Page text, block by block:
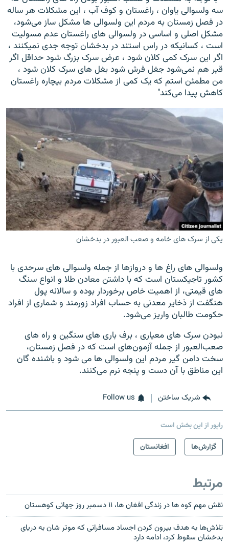
سه ولسوالی یاوان ، راغستان و کوف آب ، این مشکلات هر ساله
در فصل زمستان به مردم این ولسوالی ها مشکل ساز می‌شود،
مشکل اصلی و اساسی در ولسوالی های راغستان عدم مسولیت
است ، کسانیکه در راس استند در بدخشان توجه جدی نمیکنند ،
اگر این سرک کمی کلان شود ، عرض سرک بزرگ شود حداقل اگر
قیر هم نمی‌شود جغل فرش شود بغل های سرک کلان شود ،
من مطمئن استم که یک کمی از مشکلات مردم بیچاره راغستان
کاهش پیدا می‌کند"
یکی از سرک های خامه و صعب العبور در بدخشان
ولسوالی های راغ ها و دروازها از جمله ولسوالی های سرحدی با
کشور تاجیکستان است که با داشتن معادن طلا و انواع سنگ
های قیمتی، از اهمیت خاص برخوردار بوده و سالانه پول
هنگفت از ذخایر معدنی به حساب افراد زورمند و شماری از افراد
حکومت طالبان واریز می‌شود.
نبودن سرک های معیاری ، برف باری های سنگین و راه های
صعب‌العبور از جمله آزمون‌های است که در فصل زمستان،
سخت دامن گیر مردم این ولسوالی ها می شود و باشنده گان
این مناطق با آن دست و پنجه نرم می‌کنند.
شریک ساختن Follow us
راپور از این بخش است
گزارش‌ها
افغانستان
مرتبط
نقش مهم کوه ها در زندگی افغان ها، ۱۱ دسمبر روز جهانی کوهستان
تلاش‌ها به هدف بیرون کردن اجساد مسافرانی که موتر شان به دریای
بدخشان سقوط کرد، ادامه دارد